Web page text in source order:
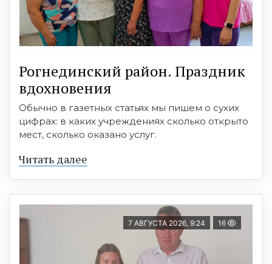
Рогнединский район. Праздник
вдохновения
Обычно в газетных статьях мы пишем о сухих
цифрах: в каких учреждениях сколько открыто
мест, сколько оказано услуг.
Читать далее
7 АВГУСТА 2026, 9:24 16